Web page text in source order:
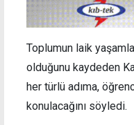
Toplumun laik
olduğunu kaydeden
her türlü adıma,
konulacağını söyledi.